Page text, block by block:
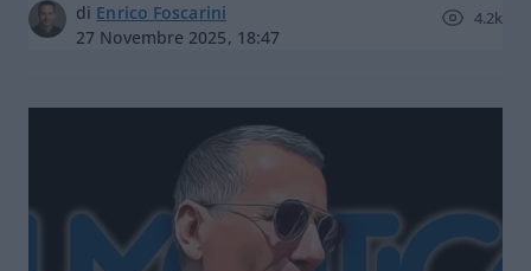
di Enrico Foscarini
27 Novembre 2025, 18:47
4.2k